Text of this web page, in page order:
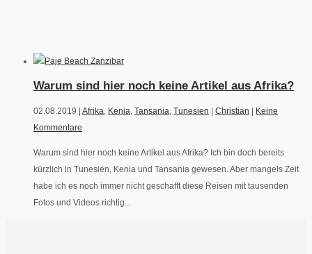
Warum sind hier noch keine Artikel aus Afrika?
02.08.2019 | Afrika, Kenia, Tansania, Tunesien Christian
Keine
Kommentare
Warum sind hier noch keine Artikel aus Afrika? Ich bin doch bereits
kürzlich in Tunesien, Kenia und Tansania gewesen. Aber mangels Zeit
habe ich es noch immer nicht geschafft diese Reisen mit tausenden
Fotos und Videos richtig...